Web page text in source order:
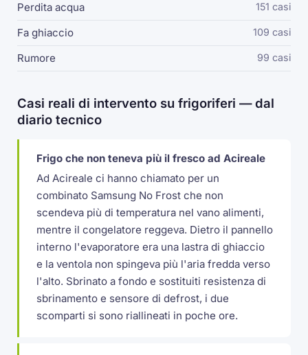
Perdita acqua 151 casi
Fa ghiaccio 109 casi
Rumore 99 casi
Casi reali di intervento su frigoriferi — dal
diario tecnico
Frigo che non teneva più il fresco ad Acireale
Ad Acireale ci hanno chiamato per un
combinato Samsung No Frost che non
scendeva più di temperatura nel vano alimenti,
mentre il congelatore reggeva. Dietro il pannello
interno l'evaporatore era una lastra di ghiaccio
e la ventola non spingeva più l'aria fredda verso
l'alto. Sbrinato a fondo e sostituiti resistenza di
sbrinamento e sensore di defrost, i due
scomparti si sono riallineati in poche ore.